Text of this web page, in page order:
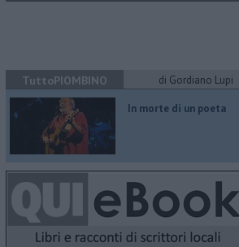
TuttoPIOMBINO di Gordiano Lupi
In morte di un poeta